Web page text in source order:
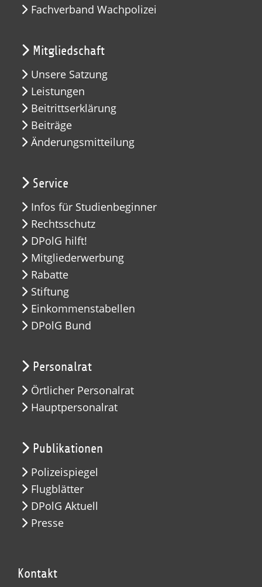
Fachverband Wachpolizei
Mitgliedschaft
Unsere Satzung
Leistungen
Beitrittserklärung
Beiträge
Änderungsmitteilung
Service
Infos für Studienbeginner
Rechtsschutz
DPolG hilft!
Mitgliederwerbung
Rabatte
Stiftung
Einkommenstabellen
DPolG Bund
Personalrat
Örtlicher Personalrat
Hauptpersonalrat
Publikationen
Polizeispiegel
Flugblätter
DPolG Aktuell
Presse
Kontakt